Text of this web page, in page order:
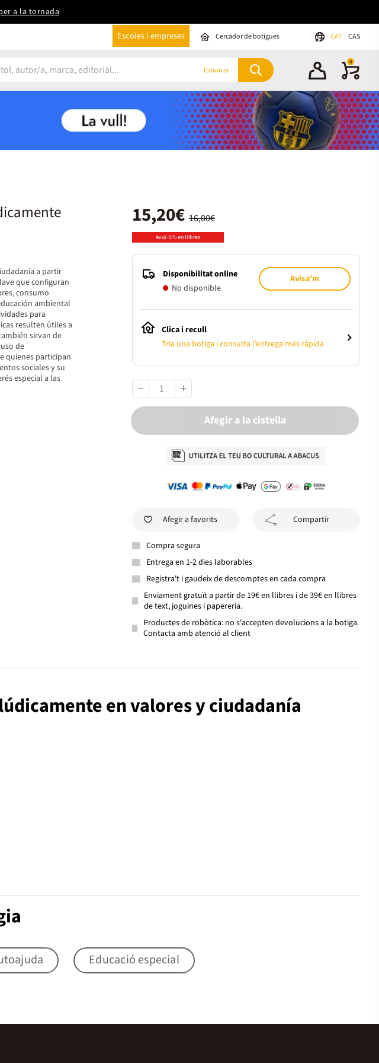
a la tornada
Escoles i empreses Cercador de botigues CAT CAS
Esborrar
0
a partir
que configuran
consumo
ambiental
para
resulten útiles a
sirvan de
de
quienes participan
sociales y su
especial a las
16,00€
15,20€
Avui -5% en llibres
Disponibilitat online
No disponible
Avisa'm
Clica i recull
Tria una botiga i consulta l’entrega més ràpida
Afegir a la cistella
Afegir a favorits Compartir
Compra segura
Entrega en 1-2 dies laborables
Registra't i gaudeix de descomptes en cada compra
Enviament gratuït a partir de 19€ en llibres i de 39€ en llibres
de text, joguines i papereria.
Productes de robòtica: no s'accepten devolucions a la botiga.
Contacta amb atenció al client
en valores y ciudadanía
Educació especial